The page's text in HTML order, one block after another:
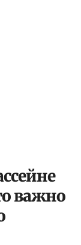
важно